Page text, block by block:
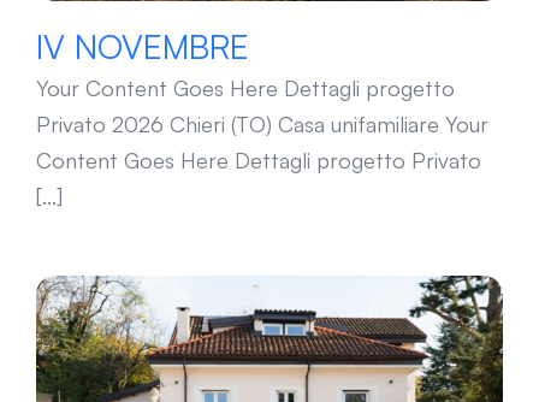
IV NOVEMBRE
Your Content Goes Here Dettagli progetto
Privato 2026 Chieri (TO) Casa unifamiliare Your
Content Goes Here Dettagli progetto Privato
[...]